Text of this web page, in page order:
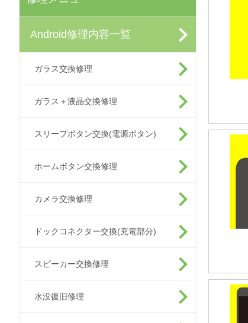
Android修理内容一覧
ガラス交換修理
ガラス＋液晶交換修理
スリープボタン交換(電源ボタン)
ホームボタン交換修理
カメラ交換修理
ドックコネクター交換(充電部分)
スピーカー交換修理
水没復旧修理